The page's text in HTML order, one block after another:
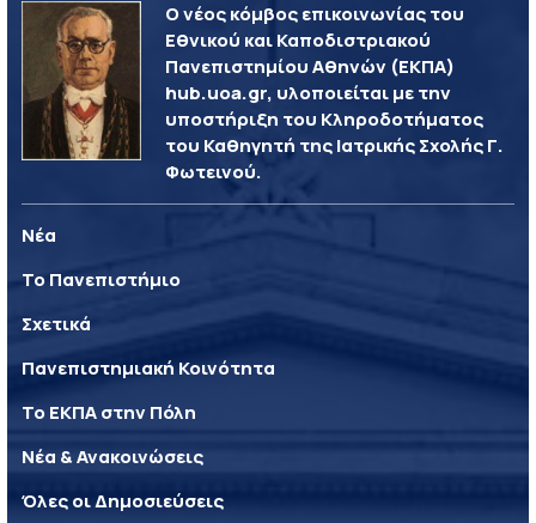
Ο νέος κόμβος επικοινωνίας του
Εθνικού και Καποδιστριακού
Πανεπιστημίου Αθηνών (ΕΚΠΑ)
hub.uoa.gr, υλοποιείται με την
υποστήριξη του Κληροδοτήματος
του Καθηγητή της Ιατρικής Σχολής Γ.
Φωτεινού.
Νέα
Το Πανεπιστήμιο
Σχετικά
Πανεπιστημιακή Κοινότητα
Το ΕΚΠΑ στην Πόλη
Νέα & Ανακοινώσεις
Όλες οι Δημοσιεύσεις